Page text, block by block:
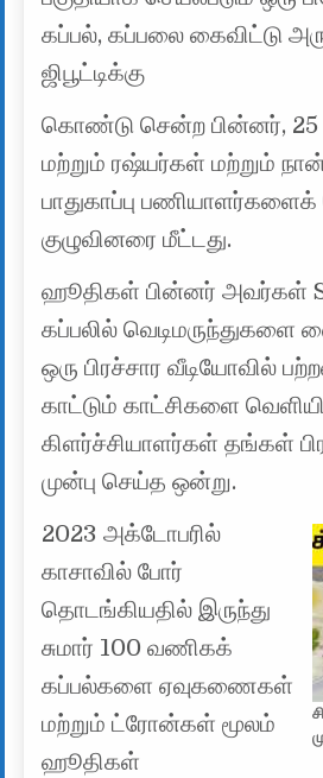
கப்பல், கப்பலை கைவிட்டு
ஜிபூட்டிக்கு
கொண்டு சென்ற பின்னர், 25
மற்றும் ரஷ்யர்கள் மற்றும்
பாதுகாப்பு
குழுவினரை மீட்டது.
ஹூதிகள் பின்னர் அவர்கள்
கப்பலில் வெடிமருந்துகளை
ஒரு பிரச்சார வீடியோவில்
காட்டும் காட்சிகளை
கிளர்ச்சியாளர்கள் தங்கள்
முன்பு செய்த ஒன்று.
2023 அக்டோபரில்
காசாவில் போர்
தொடங்கியதில் இருந்து
சுமார் 100 வணிகக்
கப்பல்களை ஏவுகணைகள்
மற்றும் ட்ரோன்கள் மூலம்
ஹூதிகள்